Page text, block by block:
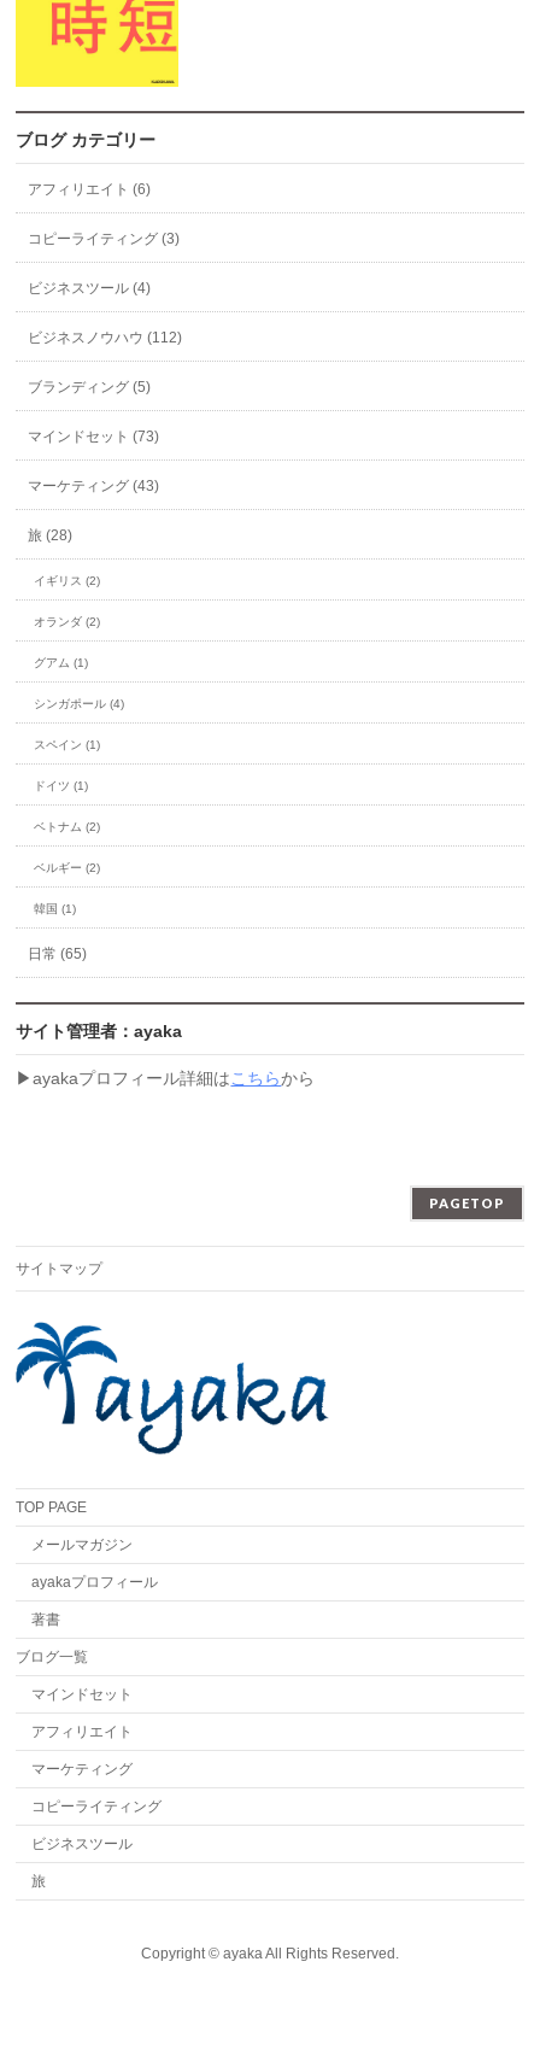
ブログ カテゴリー
アフィリエイト (6)
コピーライティング (3)
ビジネスツール (4)
ビジネスノウハウ (112)
ブランディング (5)
マインドセット (73)
マーケティング (43)
旅 (28)
イギリス (2)
オランダ (2)
グアム (1)
シンガポール (4)
スペイン (1)
ドイツ (1)
ベトナム (2)
ベルギー (2)
韓国 (1)
日常 (65)
サイト管理者：ayaka
▶︎ayakaプロフィール詳細はこちらから
PAGETOP
サイトマップ
TOP PAGE
メールマガジン
ayakaプロフィール
著書
ブログ一覧
マインドセット
アフィリエイト
マーケティング
コピーライティング
ビジネスツール
旅
Copyright © ayakaAll Rights Reserved.